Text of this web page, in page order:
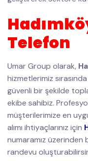
Telefon
Umar Group olarak,
hizmetlerimiz
güvenli bir şekilde
ekibe sahibiz.
müşterilerimize en
alımı ihtiyaçlarınız için
numaramız üzerinden
randevu